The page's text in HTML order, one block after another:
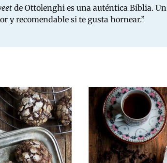
de Ottolenghi es una auténtica Biblia. Un
y recomendable si te gusta hornear.”